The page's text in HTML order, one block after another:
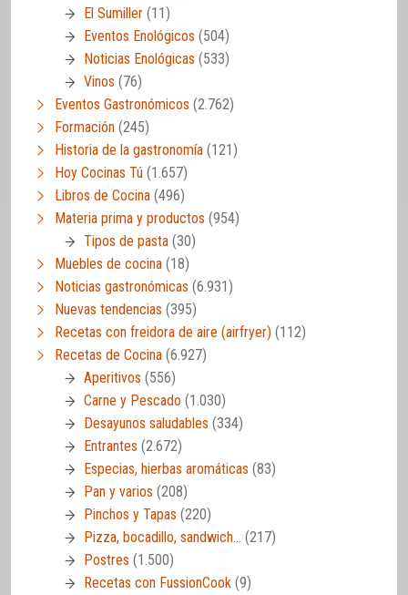
El Sumiller (11)
Eventos Enológicos (504)
Noticias Enológicas (533)
Vinos (76)
Eventos Gastronómicos (2.762)
Formación (245)
Historia de la gastronomía (121)
Hoy Cocinas Tú (1.657)
Libros de Cocina (496)
Materia prima y productos (954)
Tipos de pasta (30)
Muebles de cocina (18)
Noticias gastronómicas (6.931)
Nuevas tendencias (395)
Recetas con freidora de aire (airfryer) (112)
Recetas de Cocina (6.927)
Aperitivos (556)
Carne y Pescado (1.030)
Desayunos saludables (334)
Entrantes (2.672)
Especias, hierbas aromáticas (83)
Pan y varios (208)
Pinchos y Tapas (220)
Pizza, bocadillo, sandwich… (217)
Postres (1.500)
Recetas con FussionCook (9)